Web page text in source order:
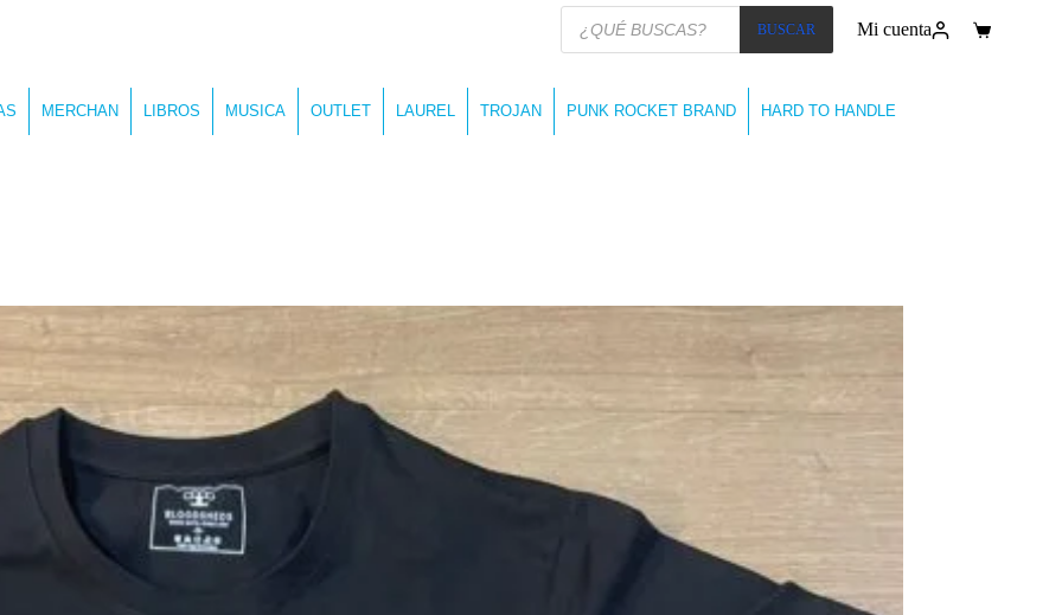
Búsqueda
productos
BUSCAR Mi cuenta
Carro
MERCHAN LIBROS MUSICA OUTLET LAUREL TROJAN PUNK ROCKET BRAND HARD TO HANDLE